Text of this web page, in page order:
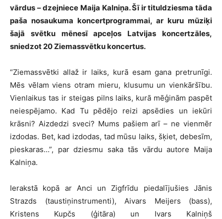
vārdus – dzejniece Maija Kalniņa. Šī ir tituldziesma tāda
paša nosaukuma koncertprogrammai, ar kuru mūziķi
šajā svētku mēnesī apceļos Latvijas koncertzāles,
sniedzot 20 Ziemassvētku koncertus.
“Ziemassvētki allaž ir laiks, kurā esam gana pretrunīgi.
Mēs vēlam viens otram mieru, klusumu un vienkāršību.
Vienlaikus tas ir steigas pilns laiks, kurā mēģinām paspēt
neiespējamo. Kad Tu pēdējo reizi apsēdies un iekūri
krāsni? Aizdedzi sveci? Mums pašiem arī – ne vienmēr
izdodas. Bet, kad izdodas, tad mūsu laiks, šķiet, debesīm,
pieskaras…”, par dziesmu saka tās vārdu autore Maija
Kalniņa.
Ierakstā kopā ar Anci un Zigfrīdu piedalījušies Jānis
Strazds (taustiņinstrumenti), Aivars Meijers (bass),
Kristens Kupčs (ģitāra) un Ivars Kalniņš